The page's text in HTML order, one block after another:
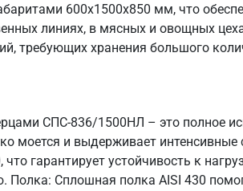
600х1500х850 мм, что
линиях, в мясных и овощных
требующих хранения большого
СПС-836/1500НЛ – это полное
моется и выдерживает
гарантирует устойчивость к
Полка: Сплошная полка AISI 430